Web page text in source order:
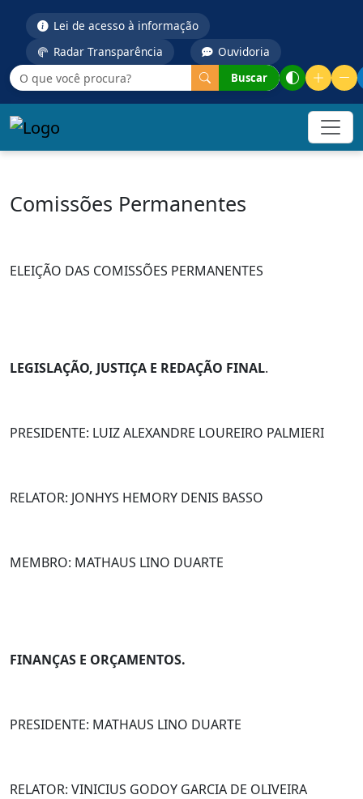
Lei de acesso à informação
Radar Transparência
Ouvidoria
Buscar
Comissões Permanentes
ELEIÇÃO DAS COMISSÕES PERMANENTES
LEGISLAÇÃO, JUSTIÇA E REDAÇÃO FINAL.
PRESIDENTE: LUIZ ALEXANDRE LOUREIRO PALMIERI
RELATOR: JONHYS HEMORY DENIS BASSO
MEMBRO: MATHAUS LINO DUARTE
FINANÇAS E ORÇAMENTOS.
PRESIDENTE: MATHAUS LINO DUARTE
RELATOR: VINICIUS GODOY GARCIA DE OLIVEIRA